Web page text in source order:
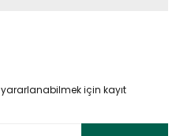
ederiz.
için kayıt